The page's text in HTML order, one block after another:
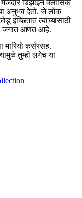
डिझाइन क्लासिक
अनुभव देतो. जे लोक
इच्छितात त्यांच्यासाठी
जगात आणत आहे.
मारियो कर्सरसह.
तुम्ही लगेच या